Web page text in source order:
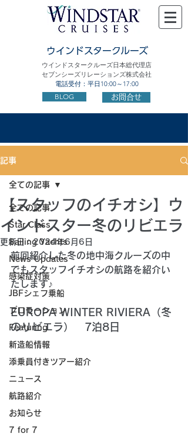
ウインドスタークルーズ
ウインドスタークルーズ日本総代理店
セブンシーズリレーションズ株式会社
電話受付：平日10:00～17:00
BLOG お問合せ
記事
全ての記事
Star Class
Sailing Yachts
News Updates
感染症対策
JBFシェフ乗船
プロモーション
Featuring
新造船情報
添乗員付きツアー紹介
ニュース
航路紹介
お知らせ
7 for 7
全ての記事
【スタッフのイチオシ】ウ
インドスター冬のリビエラ
更新日：2024年6月6日
前回紹介した冬の地中海クルーズの中
でもスタッフイチオシの航路を紹介い
たします♪
EUROPA WINTER RIVIERA（冬
のリビエラ）　7泊8日